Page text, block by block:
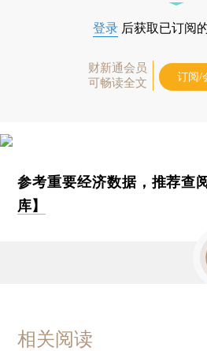
登录 后获取已订阅
财新通会员
可畅读全文
订阅/
参考重要经济数据，推荐查阅
库】
相关阅读